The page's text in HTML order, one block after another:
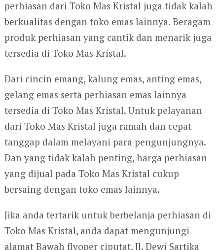
perhiasan dari Toko Mas Kristal juga tidak kalah
berkualitas dengan toko emas lainnya. Beragam
produk perhiasan yang cantik dan menarik juga
tersedia di Toko Mas Kristal.
Dari cincin emang, kalung emas, anting emas,
gelang emas serta perhiasan emas lainnya
tersedia di Toko Mas Kristal. Untuk pelayanan
dari Toko Mas Kristal juga ramah dan cepat
tanggap dalam melayani para pengunjungnya.
Dan yang tidak kalah penting, harga perhiasan
yang dijual pada Toko Mas Kristal cukup
bersaing dengan toko emas lainnya.
Jika anda tertarik untuk berbelanja perhiasan di
Toko Mas Kristal, anda dapat mengunjungi
alamat Bawah flyoper ciputat, Jl. Dewi Sartika